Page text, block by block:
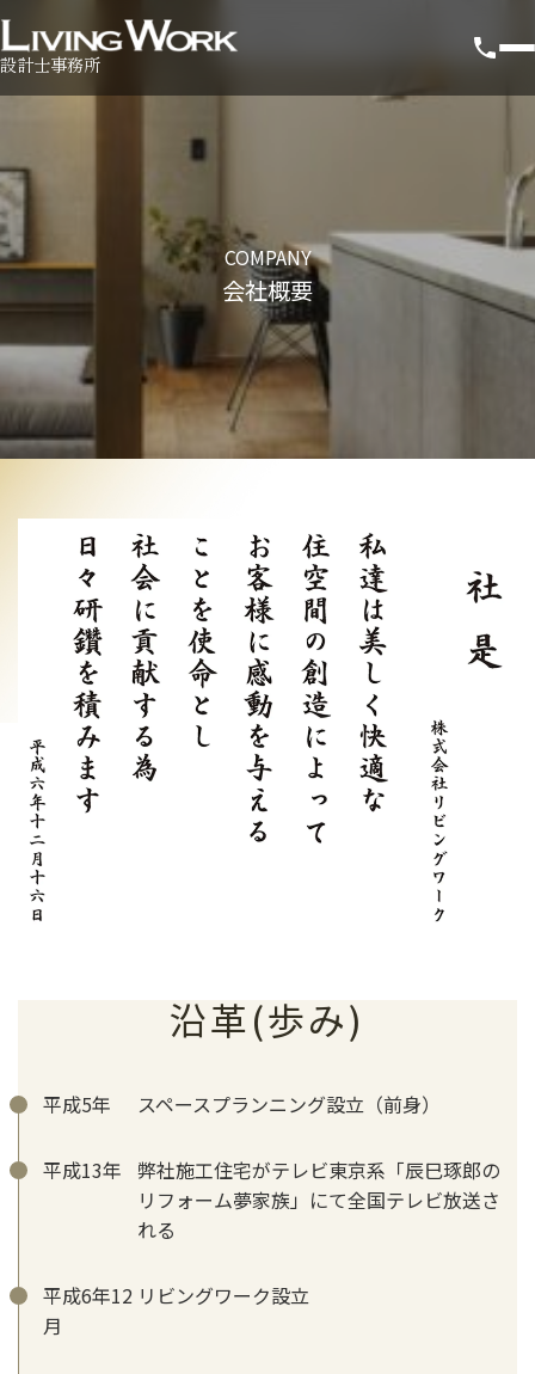
設計士事務所
COMPANY
会社概要
沿革(歩み)
平成5年 スペースプランニング設立（前身）
平成13年 弊社施工住宅がテレビ東京系「辰巳琢郎の
リフォーム夢家族」にて全国テレビ放送さ
れる
平成6年12
月
リビングワーク設立